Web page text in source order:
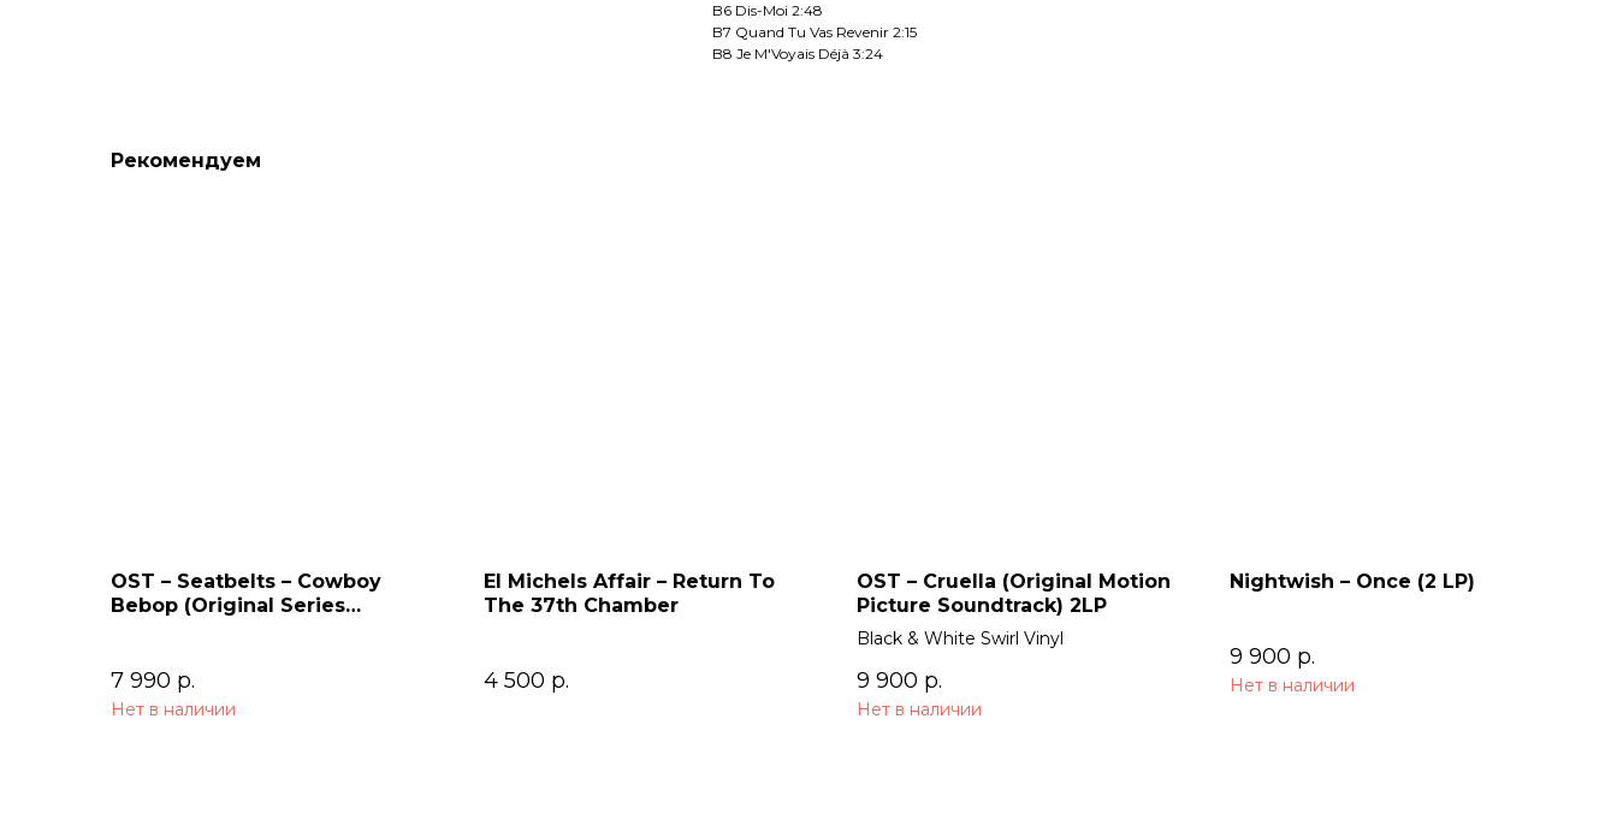
B6 Dis-Moi 2:48
B7 Quand Tu Vas Revenir 2:15
B8 Je M'Voyais Déjà 3:24
Рекомендуем
OST – Seatbelts – Cowboy
Bebop (Original Series
7 990 р.
Нет в наличии
El Michels Affair – Return To
The 37th Chamber
4 500 р.
OST – Cruella (Original Motion
Picture Soundtrack) 2LP
Black & White Swirl Vinyl
9 900 р.
Нет в наличии
Nightwish – Once (2 LP)
9 900 р.
Нет в наличии